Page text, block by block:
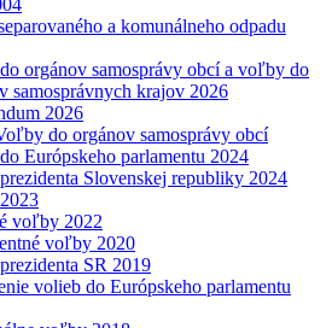
a komunálneho odpadu
orgánov samosprávy obcí a voľby do
samosprávnych krajov 2026
2026
do orgánov samosprávy obcí
Európskeho parlamentu 2024
Slovenskej republiky 2024
voľby 2022
voľby 2020
SR 2019
volieb do Európskeho parlamentu